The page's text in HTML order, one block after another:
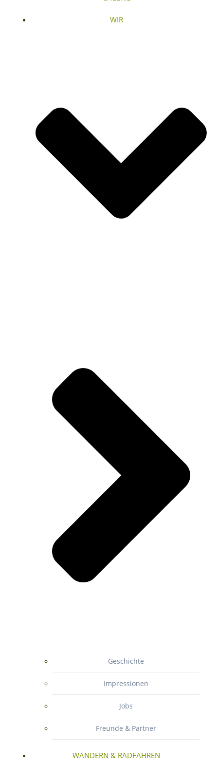
WIR
Geschichte
Impressionen
Jobs
Freunde & Partner
WANDERN & RADFAHREN